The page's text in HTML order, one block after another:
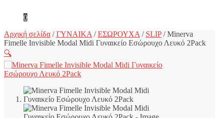
0
Αρχική σελίδα /ΓΥΝΑΙΚΑ /ΕΣΩΡΟΥΧΑ / SLIP/Minerva
Fimelle Invisible Modal Midi Γυναικείο Εσώρουχο Λευκό 2Pack
🔍